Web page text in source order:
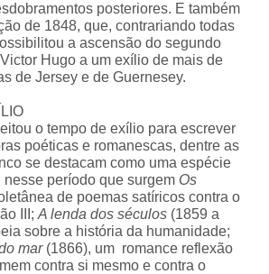
posteriores. E também
de 1848, que, contrariando todas
a ascensão do segundo
Hugo a um exílio de mais de
de Jersey e de Guernesey.
o tempo de exílio para escrever
poéticas e romanescas, dentre as
se destacam como uma espécie
período que surgem Os
de poemas satíricos contra o
III; A lenda dos séculos(1859 a
sobre a história da humanidade;
mar(1866), um romance reflexão
contra si mesmo e contra o